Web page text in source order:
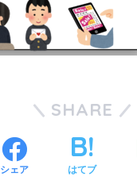
SHARE
シェア はてブ